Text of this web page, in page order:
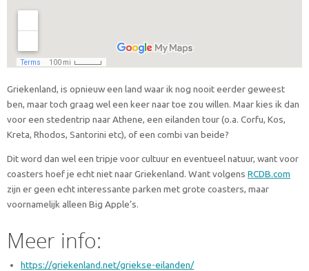
Griekenland, is opnieuw een land waar ik nog nooit eerder geweest
ben, maar toch graag wel een keer naar toe zou willen. Maar kies ik dan
voor een stedentrip naar Athene, een eilanden tour (o.a. Corfu, Kos,
Kreta, Rhodos, Santorini etc), of een combi van beide?
Dit word dan wel een tripje voor cultuur en eventueel natuur, want voor
coasters hoef je echt niet naar Griekenland. Want volgens RCDB.com
zijn er geen echt interessante parken met grote coasters, maar
voornamelijk alleen Big Apple’s.
Meer info:
https://griekenland.net/griekse-eilanden/